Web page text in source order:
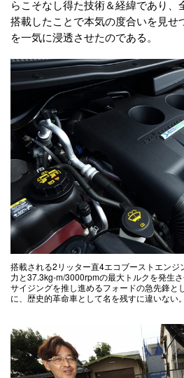
らこそなし得た技術＆経緯であり、
搭載したことで本気の度合いを見せ
を一気に浸透させたのである。
搭載される2リッター直4エコブーストエン
力と37.3kg-m/3000rpmの最大トルクを発生
サイジングを推し進めるフォードの急先鋒と
に、歴史的革命車として名を残すに違いない。